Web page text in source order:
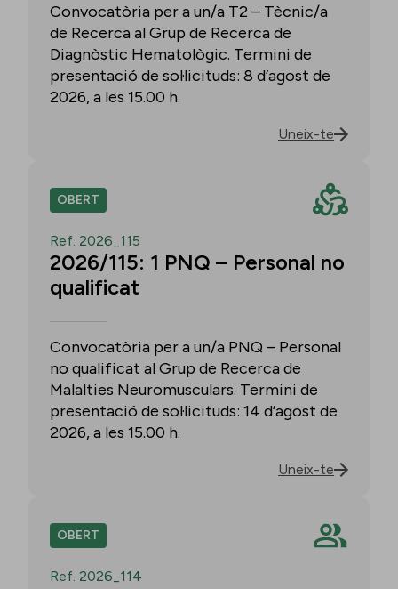
Convocatòria per a un/a T2 – Tècnic/a
de Recerca al Grup de Recerca de
Diagnòstic Hematològic. Termini de
presentació de sol·licituds: 8 d’agost de
2026, a les 15.00 h.
Uneix-te
OBERT
Ref. 2026_115
2026/115: 1 PNQ – Personal no
qualificat
Convocatòria per a un/a PNQ – Personal
no qualificat al Grup de Recerca de
Malalties Neuromusculars. Termini de
presentació de sol·licituds: 14 d’agost de
2026, a les 15.00 h.
Uneix-te
OBERT
Ref. 2026_114